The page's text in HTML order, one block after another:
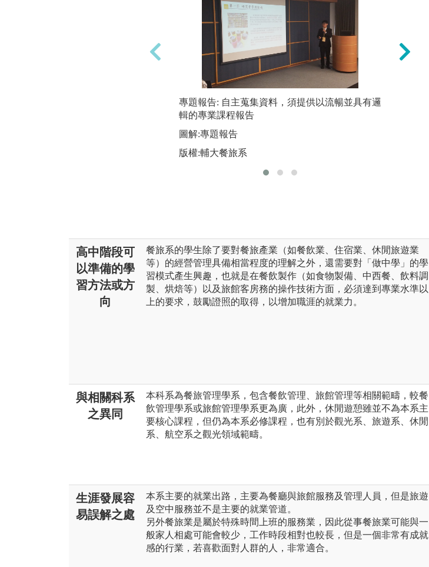
專題報告: 自主蒐集資料，須提供以流暢並具有邏
輯的專業課程報告
圖解:專題報告
版權:輔大餐旅系
高中階段可
以準備的學
習方法或方
向
餐旅系的學生除了要對餐旅產業（如餐飲業、住宿業、休閒旅遊業
等）的經營管理具備相當程度的理解之外，還需要對「做中學」的學
習模式產生興趣，也就是在餐飲製作（如食物製備、中西餐、飲料調
製、烘焙等）以及旅館客房務的操作技術方面，必須達到專業水準以
上的要求，鼓勵證照的取得，以增加職涯的就業力。
與相關科系
之異同
本科系為餐旅管理學系，包含餐飲管理、旅館管理等相關範疇，較餐
飲管理學系或旅館管理學系更為廣，此外，休閒遊憩雖並不為本系主
要核心課程，但仍為本系必修課程，也有別於觀光系、旅遊系、休閒
系、航空系之觀光領域範疇。
生涯發展容
易誤解之處
本系主要的就業出路，主要為餐廳與旅館服務及管理人員，但是旅遊
及空中服務並不是主要的就業管道。
另外餐旅業是屬於特殊時間上班的服務業，因此從事餐旅業可能與一
般家人相處可能會較少，工作時段相對也較長，但是一個非常有成就
感的行業，若喜歡面對人群的人，非常適合。